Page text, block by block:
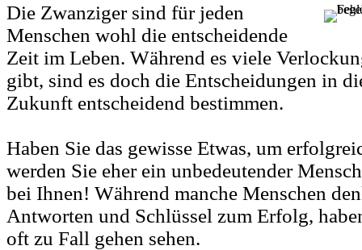
Die Zwanziger sind für jeden
Menschen wohl die entscheidende
Zeit im Leben. Während es viele
gibt, sind es doch die Entscheidungen in
Zukunft entscheidend bestimmen.
Haben Sie das gewisse Etwas, um
werden Sie eher ein unbedeutender
bei Ihnen! Während manche Menschen
Antworten und Schlüssel zum Erfolg,
oft zu Fall gehen sehen.